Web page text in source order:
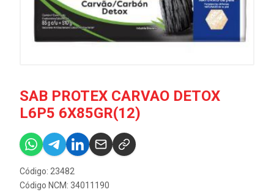
SAB PROTEX CARVAO DETOX
L6P5 6X85GR(12)
Código: 23482
Código NCM: 34011190